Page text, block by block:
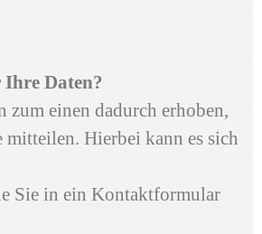
Ihre Daten?
zum einen dadurch erhoben,
mitteilen. Hierbei kann es sich
Sie in ein Kontaktformular